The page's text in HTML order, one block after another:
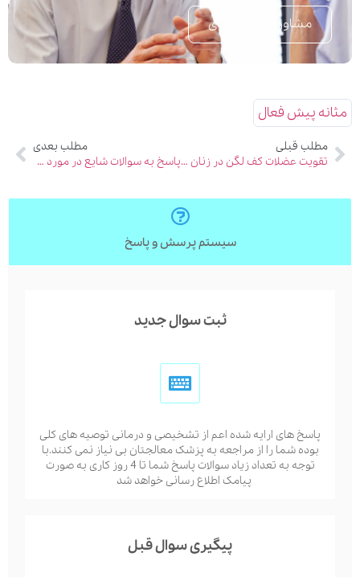
مشاوره تلفنی فوری
مثانه پیش فعال
مطلب قبلی
تقویت عضلات کف لگن در زنان با کگل
مطلب بعدی
پاسخ به سوالات شایع در مورد سنگ کلیه
سیستم پرسش و پاسخ
ثبت سوال جدید
پاسخ های ارایه شده اعم از تشخیصی و درمانی توصیه های کلی
بوده شما را از مراجعه به پزشک معالجتان بی نیاز نمی کنند.با
توجه به تعداد زیاد سوالات پاسخ شما تا 4 روز کاری به صورت
پیامک اطلاع رسانی خواهد شد
پیگیری سوال قبل